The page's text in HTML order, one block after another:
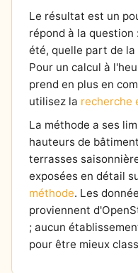
Le résultat est un
répond à la question
été, quelle part de la
Pour un calcul à
prend en plus en
utilisez la recherche
La méthode a ses
hauteurs de
terrasses
exposées en détail
méthode. Les
proviennent
; aucun
pour être mieux